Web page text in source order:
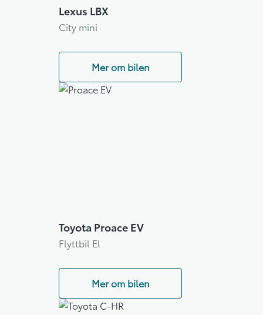
Lexus LBX
City mini
Mer om bilen
Toyota Proace EV
Flyttbil El
Mer om bilen